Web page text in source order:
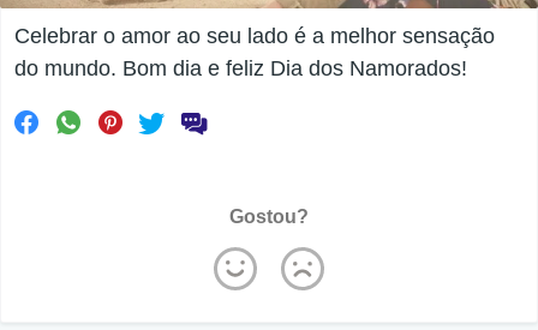
Celebrar o amor ao seu lado é a melhor sensação
do mundo. Bom dia e feliz Dia dos Namorados!
Gostou?